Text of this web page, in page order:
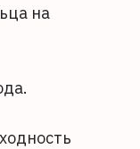
на